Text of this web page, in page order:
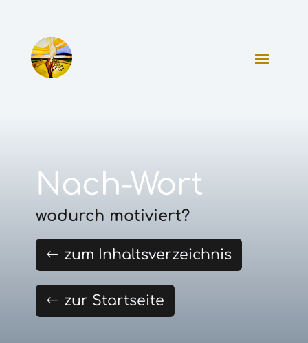
Nach-Wort
wodurch motiviert?
zum Inhaltsverzeichnis
zur Startseite